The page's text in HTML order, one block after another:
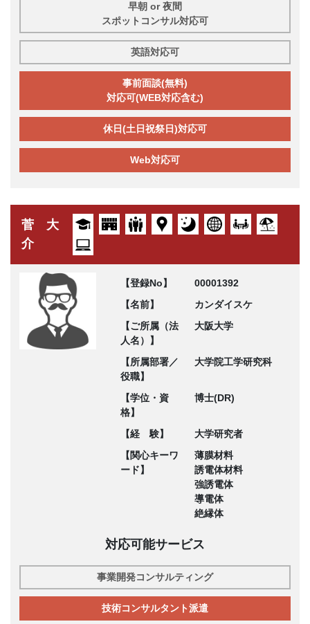
早朝 or 夜間
スポットコンサル対応可
英語対応可
事前面談(無料)
対応可(WEB対応含む)
休日(土日祝祭日)対応可
Web対応可
菅 大
介
【登録No】
00001392
【名前】
カンダイスケ
【ご所属（法
人名）】
大阪大学
【所属部署／
役職】
大学院工学研究科
【学位・資
格】
博士(DR)
【経 験】
大学研究者
【関心キーワ
ード】
薄膜材料
誘電体材料
強誘電体
導電体
絶縁体
対応可能サービス
事業開発コンサルティング
技術コンサルタント派遣